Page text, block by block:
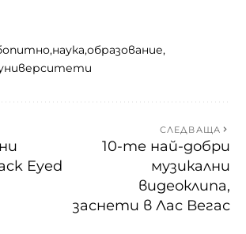
наука образование
Eyed
СЛЕДВАЩА
10-те най-добри
музикални
видеоклипа,
заснети в Лас Вегас